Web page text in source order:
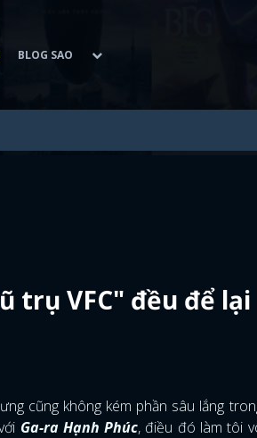
BLOG SAO
trụ VFC" đều để lại
cũng không kém phần sâu lắng
Ga-ra Hạnh Phúc, điều đó làm tôi